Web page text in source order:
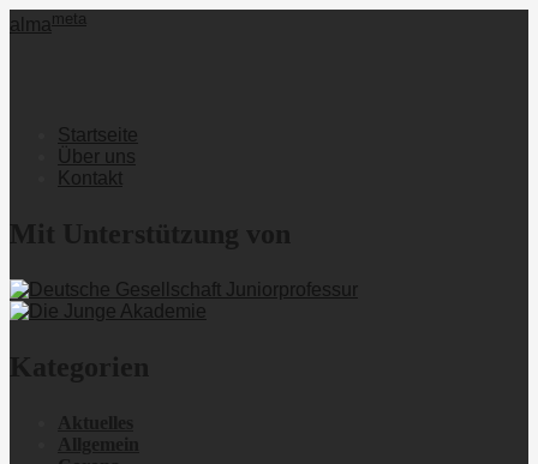
alma meta
Startseite
Über uns
Kontakt